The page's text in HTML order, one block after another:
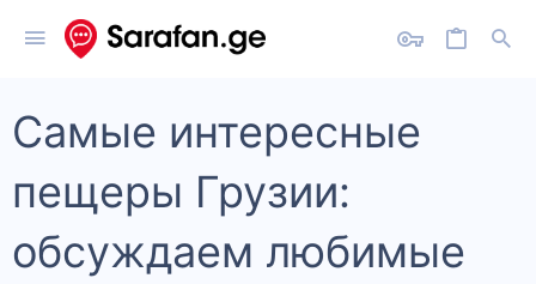
Самые интересные
пещеры Грузии:
обсуждаем любимые